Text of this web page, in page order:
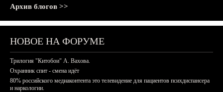
Архив блогов >>
НОВОЕ НА ФОРУМЕ
Трилогия "Китобои" А. Вахова.
Охранник спит - смена идёт
80% российского медиаконтента это телевидение для пациентов психдиспансера
и наркологии.